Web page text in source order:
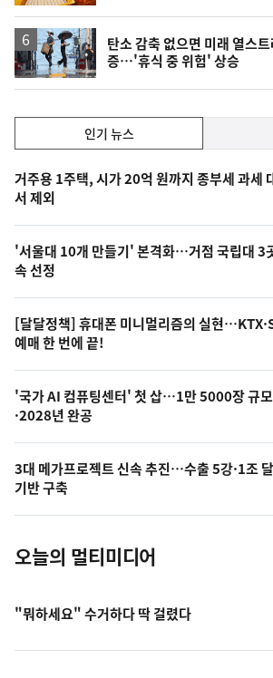
탄소 감축 없으면 미래 열스
증…'휴식 중 위험' 상승
기,
최
신,
오
늘
의
영
상
오
의
사
진
인기 뉴스
인
기
뉴
스
거주용 1주택, 시가 20억 원까지 종부세 과세
서 제외
'서울대 10개 만들기' 본격화…거점 국립대 3
속 선정
[달달정책] 휴대폰 미니멀리즘의 실현
예매 한 번에 끝!
'국가 AI 컴퓨팅센터' 첫 삽…1만 5000장 규모
·2028년 완공
3대 메가프로젝트 신속 추진…수출 5강·1조
기반 구축
오늘의 멀티미디어
"뭐하세요" 수거하다 딱 걸렸다